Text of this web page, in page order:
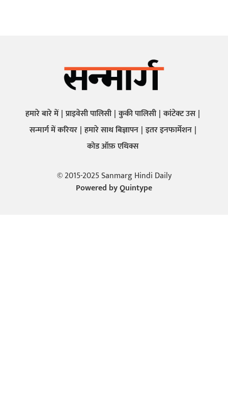
हमारे बारे में प्राइवेसी पालिसी कुकी पालिसी कांटेक्ट उस
सन्मार्ग में करियर हमारे साथ बिज्ञापन इतर इनफार्मेशन
कोड ऑफ़ एथिक्स
© 2015-2025 Sanmarg Hindi Daily
Powered byQuintype